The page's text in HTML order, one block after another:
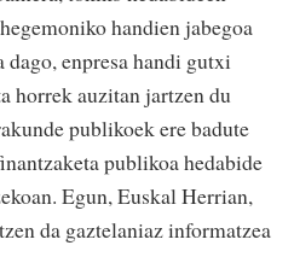
handien jabegoa
enpresa handi gutxi
horrek auzitan jartzen du
publikoek ere badute
publikoa hedabide
Egun, Euskal Herrian,
da gaztelaniaz informatzea